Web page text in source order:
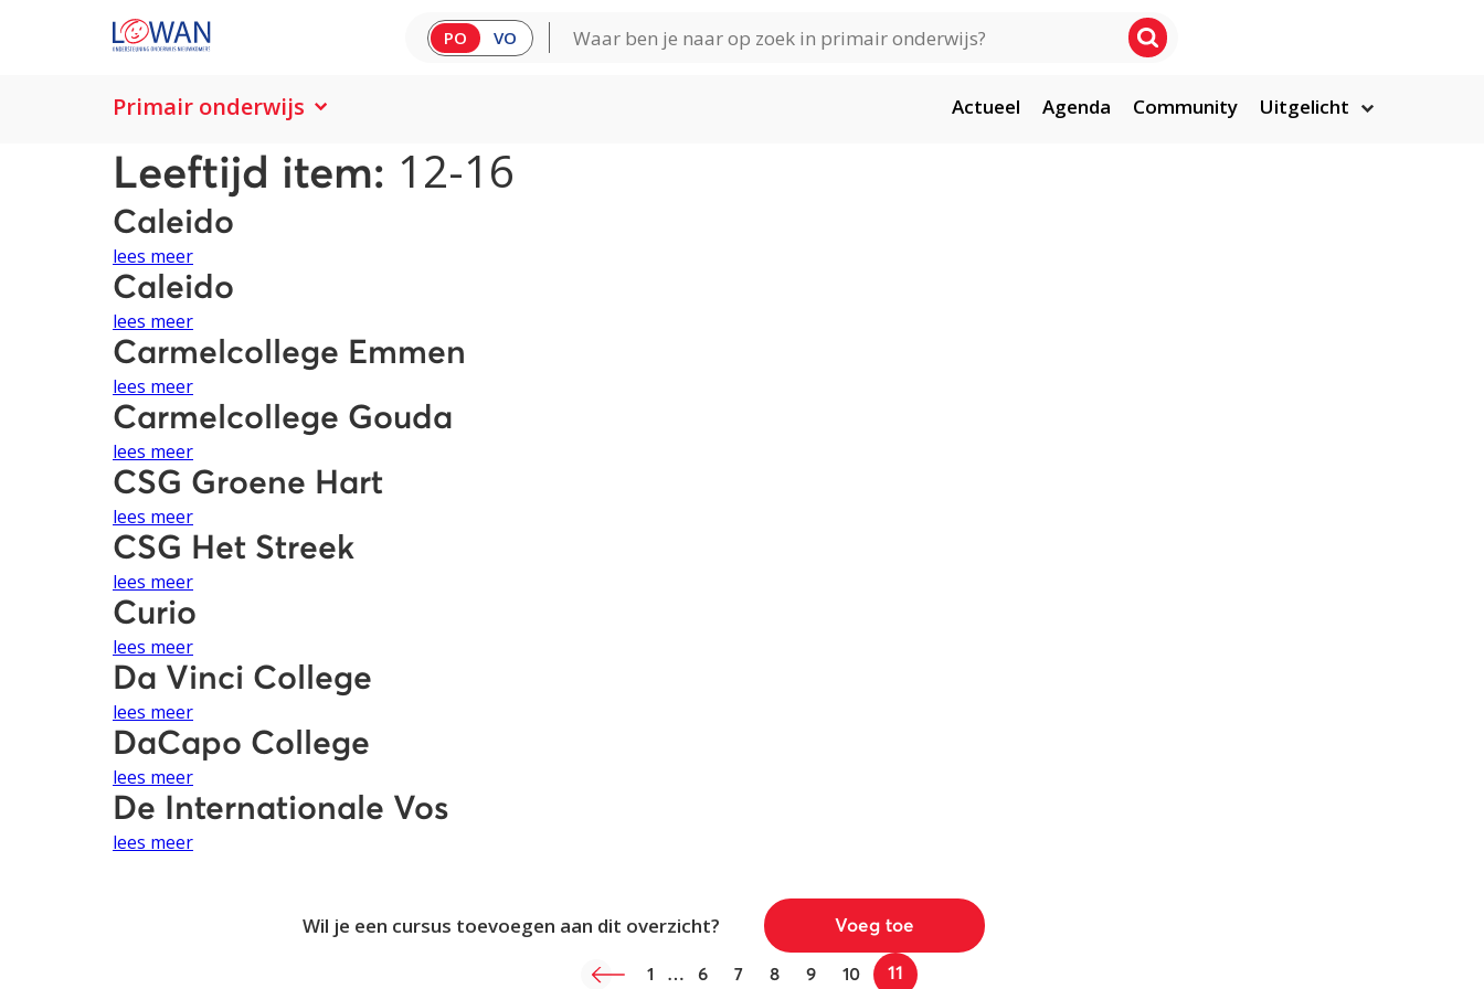
PO VO
Primair onderwijs Actueel Agenda Community Uitgelicht
Leeftijd item: 12-16
Caleido
lees meer
Caleido
lees meer
Carmelcollege Emmen
lees meer
Carmelcollege Gouda
lees meer
CSG Groene Hart
lees meer
CSG Het Streek
lees meer
Curio
lees meer
Da Vinci College
lees meer
DaCapo College
lees meer
De Internationale Vos
lees meer
Wil je een cursus toevoegen aan dit overzicht? Voeg toe
1 … 6 7 8 9 10 11